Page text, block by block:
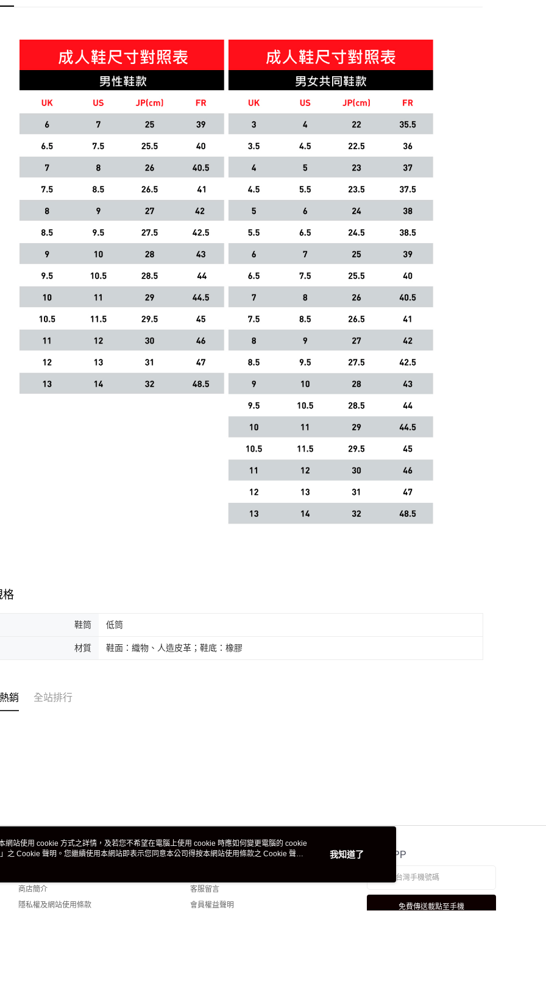
格
鞋筒 低筒
材質 鞋面：織物、人造皮革；鞋底：橡膠
銷 全站排行
關於我們
商店簡介
隱私權及網站使用條款
客服資訊
客服留言
會員權益聲明
官方APP
免費傳送載點至手機
網站使用 cookie 方式之詳情，及若您不希望在電腦上使用 cookie 時應如何變更電腦的 cookie
」之 Cookie 聲明。您繼續使用本網站即表示您同意本公司得按本網站使用條款之 Cookie 聲明
我知道了